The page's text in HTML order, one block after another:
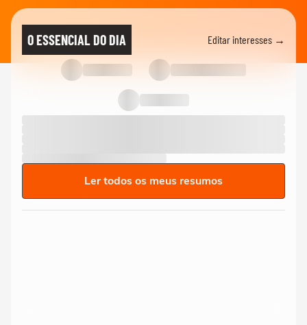
O ESSENCIAL DO DIA Editar interesses →
Ler todos os meus resumos